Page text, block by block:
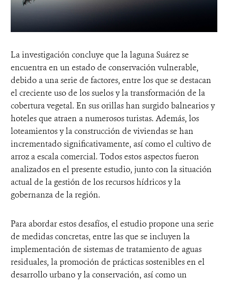
La investigación concluye que la laguna Suárez se
encuentra en un estado de conservación vulnerable,
debido a una serie de factores, entre los que se destacan
el creciente uso de los suelos y la transformación de la
cobertura vegetal. En sus orillas han surgido balnearios y
hoteles que atraen a numerosos turistas. Además, los
loteamientos y la construcción de viviendas se han
incrementado significativamente, así como el cultivo de
arroz a escala comercial. Todos estos aspectos fueron
analizados en el presente estudio, junto con la situación
actual de la gestión de los recursos hídricos y la
gobernanza de la región.
Para abordar estos desafíos, el estudio propone una serie
de medidas concretas, entre las que se incluyen la
implementación de sistemas de tratamiento de aguas
residuales, la promoción de prácticas sostenibles en el
desarrollo urbano y la conservación, así como un